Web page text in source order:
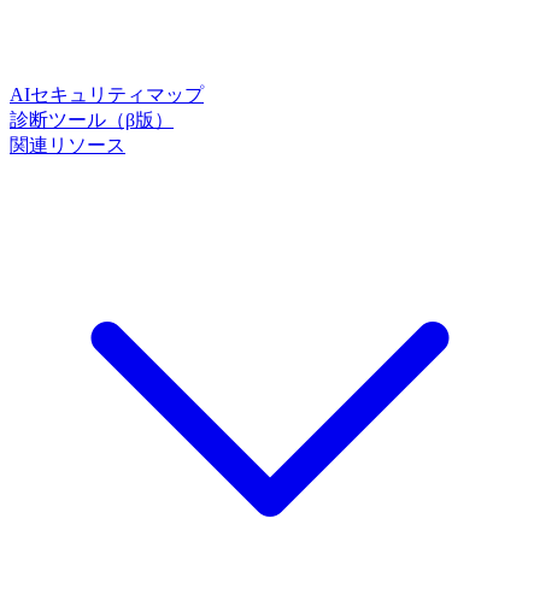
AIセキュリティマップ
診断ツール（β版）
関連リソース